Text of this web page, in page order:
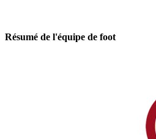
Résumé de l'équipe de foot